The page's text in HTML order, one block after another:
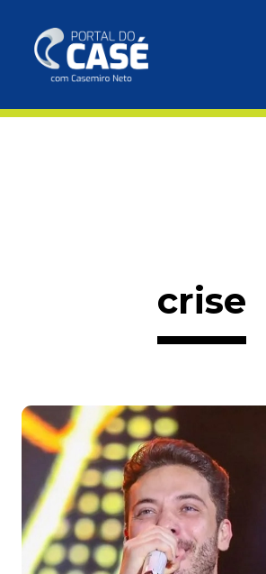
crise